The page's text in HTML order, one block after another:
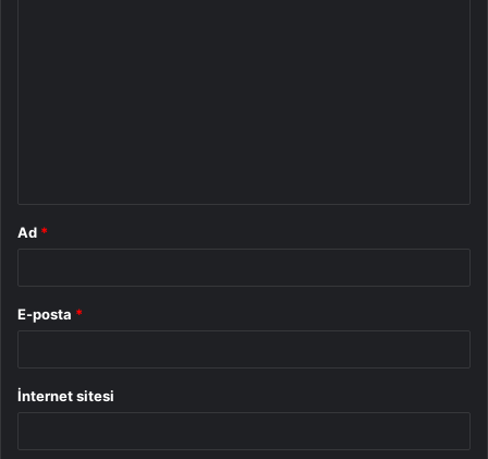
Ad *
E-posta *
İnternet sitesi